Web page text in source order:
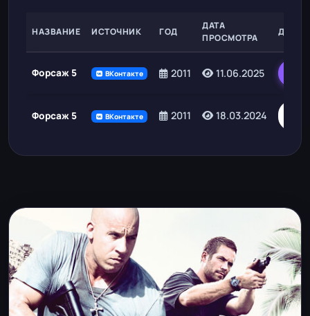
НАЗВАНИЕ ИСТОЧНИК ГОД
ДАТА
ПРОСМОТРА
Форсаж 5 ВКонтакте 2011 11.06.2025
Форсаж 5 ВКонтакте 2011 18.03.2024